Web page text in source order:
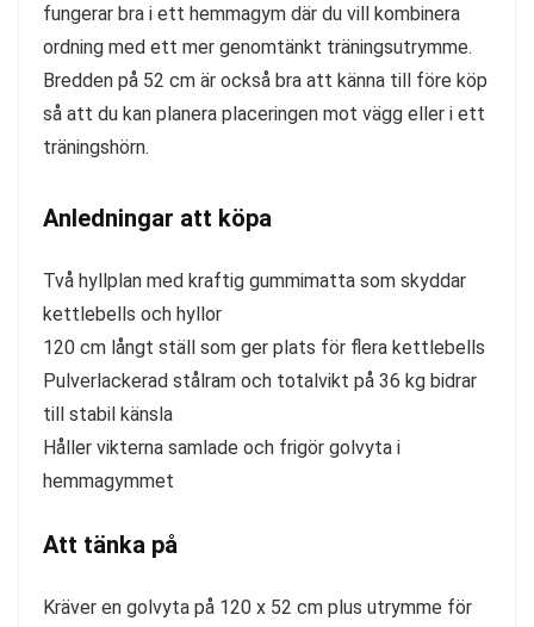
fungerar bra i ett hemmagym där du vill kombinera
ordning med ett mer genomtänkt träningsutrymme.
Bredden på 52 cm är också bra att känna till före köp
så att du kan planera placeringen mot vägg eller i ett
träningshörn.
Anledningar att köpa
Två hyllplan med kraftig gummimatta som skyddar
kettlebells och hyllor
120 cm långt ställ som ger plats för flera kettlebells
Pulverlackerad stålram och totalvikt på 36 kg bidrar
till stabil känsla
Håller vikterna samlade och frigör golvyta i
hemmagymmet
Att tänka på
Kräver en golvyta på 120 x 52 cm plus utrymme för